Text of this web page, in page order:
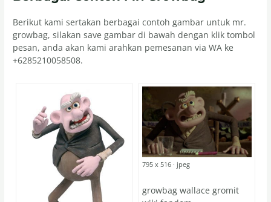
Berikut kami sertakan berbagai contoh gambar untuk mr.
growbag, silakan save gambar di bawah dengan klik tombol
pesan, anda akan kami arahkan pemesanan via WA ke
+6285210058508.
795 x 516 · jpeg
growbag wallace gromit